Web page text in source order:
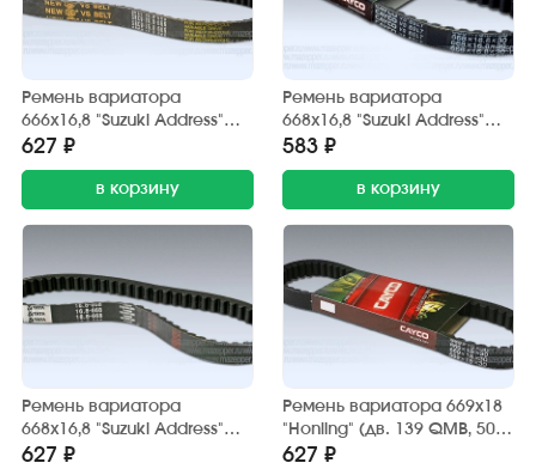
Ремень вариатора
666х16,8 "Suzuki Address"
(дв. 50 см3) S.E.E
627 ₽
в корзину
Ремень вариатора
668х16,8 "Suzuki Address"
(дв. 50 см3) CAYCO
583 ₽
в корзину
Ремень вариатора
668х16,8 "Suzuki Address"
(дв. 50 см3) ТАТА
627 ₽
Ремень вариатора 669х18
"Honling" (дв. 139 QMB, 50-
70 см3) колесо 10" CAYCO
627 ₽